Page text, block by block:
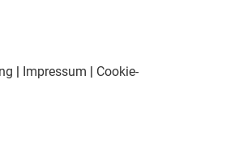
Impressum
Cookie-